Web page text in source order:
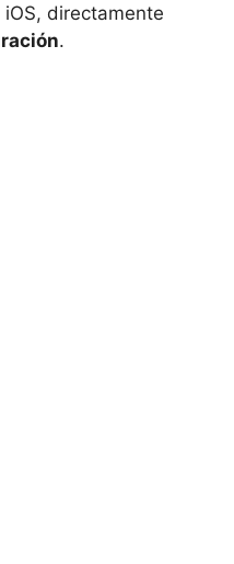
directamente
.